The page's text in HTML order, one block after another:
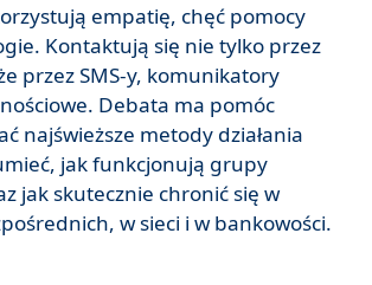
empatię, chęć pomocy
Kontaktują się nie tylko przez
przez SMS-y, komunikatory
Debata ma pomóc
najświeższe metody działania
jak funkcjonują grupy
jak skutecznie chronić się w
w sieci i w bankowości.